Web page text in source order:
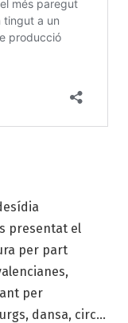
presentat el
per part
per
dansa, circ…